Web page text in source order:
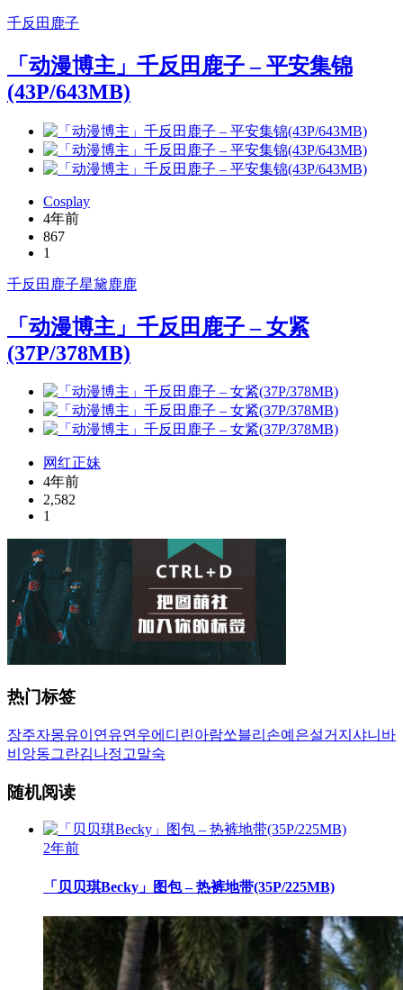
千反田鹿子
「动漫博主」千反田鹿子 – 平安集锦
(43P/643MB)
Cosplay
4年前
867
1
千反田鹿子星黛鹿鹿
「动漫博主」千反田鹿子 – 女紧
(37P/378MB)
网红正妹
4年前
2,582
1
热门标签
장주자몽유이 연유연우에디린아람쏘블리 손예은설거지 샤니 바
비앙동그란김나정 고말숙
随机阅读
2年前
「贝贝琪Becky」图包 – 热裤地带(35P/225MB)